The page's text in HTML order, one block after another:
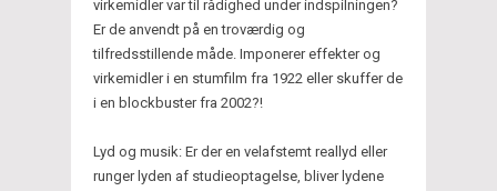
virkemidler var til rådighed under indspilningen?
Er de anvendt på en troværdig og
tilfredsstillende måde. Imponerer effekter og
virkemidler i en stumfilm fra 1922 eller skuffer de
i en blockbuster fra 2002?!
Lyd og musik: Er der en velafstemt reallyd eller
runger lyden af studieoptagelse, bliver lydene